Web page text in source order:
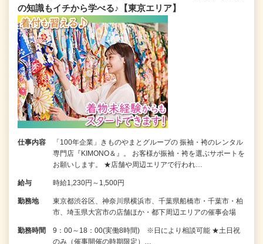
の知識もイチから学べる♪【東京エリア】
仕事内容
「100年企業」きものやまとグループの 振袖・袴のレンタル
専門店『KIMONO＆』。 お客様が振袖・袴を選ぶサポートを
お願いします。 ★店舗や周辺エリアで行われ…
給与 時給1,230円～1,500円
勤務地
東京都渋谷区、神奈川県横浜市、千葉県船橋市・千葉市・柏
市、埼玉県大宮市の店舗ほか・都下周辺エリアの催事会場
勤務時間
9：00～18：00(実働8時間) ※日により相談可能 ★土日祝
のみ（催事開催の時期限定）…